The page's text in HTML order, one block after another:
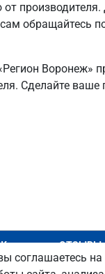
производителя.
обращайтесь
Воронеж»
Сделайте ваше
ОТЗЫВЫ
соглашаетесь на